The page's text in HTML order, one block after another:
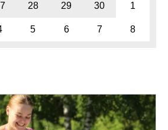
28 29 30 1
5 6 7 8